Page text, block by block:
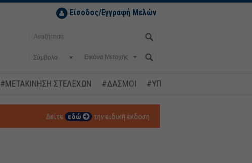
Είσοδος/Εγγραφή Μελών
Σύμβολο
#ΜΕΤΑΚΙΝΗΣΗ ΣΤΕΛΕΧΩΝ #ΔΑΣΜΟΙ #ΥΠΟΚΛΟΠΕΣ
Δείτε εδώ την ειδική έκδοση